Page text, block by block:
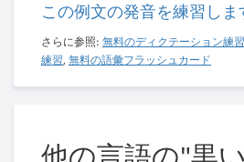
この例文の発音を練習しま
さらに参照: 無料のディクテーション練習
練習, 無料の語彙フラッシュカード